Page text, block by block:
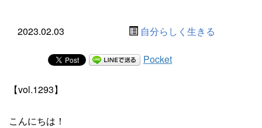
2023.02.03 自分らしく生きる
Pocket
【vol.1293】
こんにちは！